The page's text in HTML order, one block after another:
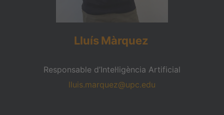
Lluís Màrquez
Responsable d’Intel·ligència Artificial
lluis.marquez@upc.edu